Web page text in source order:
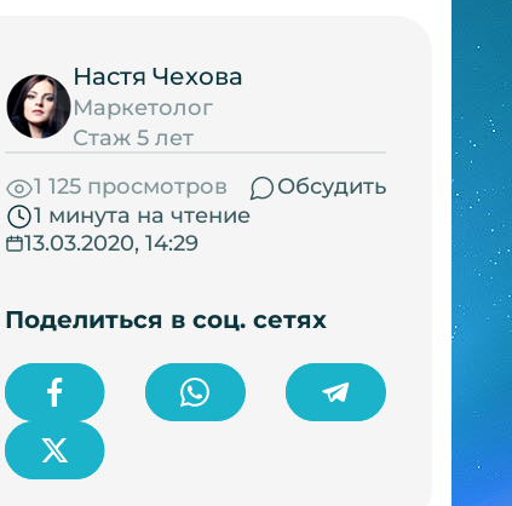
Настя Чехова
Маркетолог
Стаж 5 лет
1 125 просмотров
Обсудить
1 минута на чтение
13.03.2020, 14:29
Поделиться в соц. сетях